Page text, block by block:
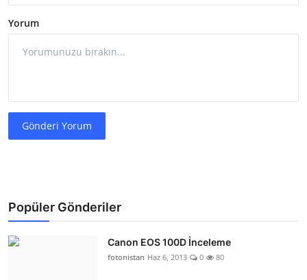
Yorum
Gönderi Yorum
Popüler Gönderiler
Canon EOS 100D İnceleme
fotonistan Haz 6, 2013 0 80